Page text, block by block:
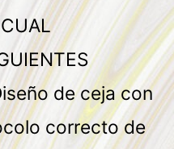
de ceja con
correcto de